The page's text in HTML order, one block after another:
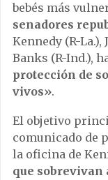
bebés más
senadores
Kennedy (R-
Banks (R-Ind.),
protección de
vivos».
El objetivo
comunicado de
la oficina de
que sobrevivan